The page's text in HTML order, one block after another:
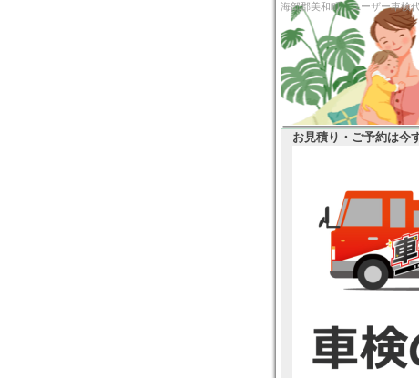
海部郡美和町 ユー
お見積り・ご予約は今